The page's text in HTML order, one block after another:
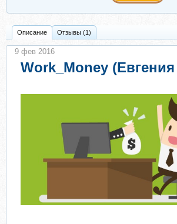
Описание Отзывы (1)
Work_Money
9 фев 2016